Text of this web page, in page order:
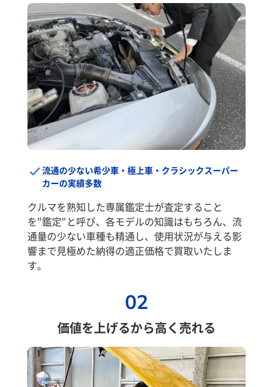
流通の少ない希少車・極上車・クラシックスーパー
カーの実績多数
クルマを熟知した専属鑑定士が査定すること
を"鑑定"と呼び、各モデルの知識はもちろん、流
通量の少ない車種も精通し、使用状況が与える影
響まで見極めた納得の適正価格で買取いたしま
す。
02
価値を上げるから高く売れる